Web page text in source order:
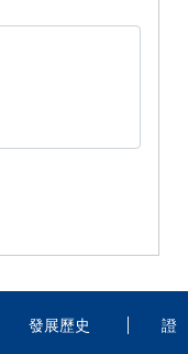
發展歷史
證